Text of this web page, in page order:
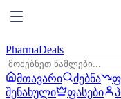
PharmaDeals
მთავარი ძებნა
შენახული
ფასები